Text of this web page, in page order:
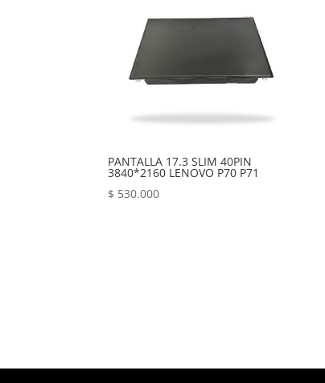
PANTALLA 17.3 SLIM 40PIN
3840*2160 LENOVO P70 P71
$ 530.000